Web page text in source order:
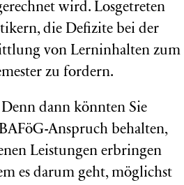
wird. Losgetreten
die Defizite bei der
von Lerninhalten zum
zu fordern.
dann könnten Sie
Anspruch behalten,
Leistungen erbringen
es darum geht, möglichst